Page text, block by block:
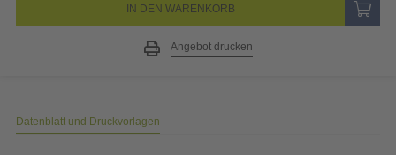
IN DEN WARENKORB
Angebot drucken
Datenblatt und Druckvorlagen